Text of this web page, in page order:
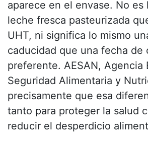
aparece en el envase. No es
leche fresca pasteurizada
UHT, ni significa lo mismo
caducidad que una fecha de
preferente. AESAN, Agencia
Seguridad Alimentaria y
precisamente que esa
tanto para proteger la salud
reducir el desperdicio